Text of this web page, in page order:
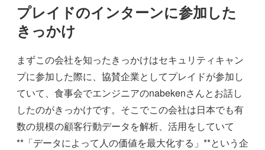
プレイドのインターンに参加した
きっかけ
まずこの会社を知ったきっかけはセキュリティキャン
プに参加した際に、協賛企業としてプレイドが参加し
ていて、食事会でエンジニアのnabekenさんとお話し
したのがきっかけです。そこでこの会社は日本でも有
数の規模の顧客行動データを解析、活用をしていて
**「データによって人の価値を最大化する」**という企